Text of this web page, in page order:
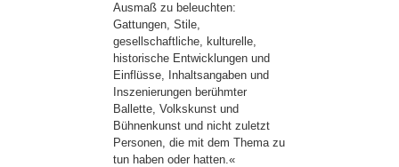
Ausmaß zu beleuchten:
Gattungen, Stile,
gesellschaftliche, kulturelle,
historische Entwicklungen und
Einflüsse, Inhaltsangaben und
Inszenierungen berühmter
Ballette, Volkskunst und
Bühnenkunst und nicht zuletzt
Personen, die mit dem Thema zu
tun haben oder hatten.«